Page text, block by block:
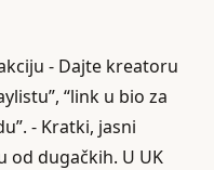
- Dajte kreatoru
“link u bio za
- Kratki, jasni
od dugačkih. U UK